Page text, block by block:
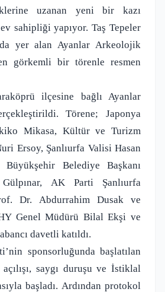
uzanan yeni bir kazı
ev sahipliği yapıyor. Taş Tepeler
yer alan Ayanlar Arkeolojik
görkemli bir törenle resmen
ilçesine bağlı Ayanlar
Törene; Japonya
Mikasa, Kültür ve Turizm
Ersoy, Şanlıurfa Valisi Hasan
Büyükşehir Belediye Başkanı
AK Parti Şanlıurfa
Dr. Abdurrahim Dusak ve
Genel Müdürü Bilal Ekşi ve
davetli katıldı.
sponsorluğunda başlatılan
açılışı, saygı duruşu ve İstiklal
başladı. Ardından protokol